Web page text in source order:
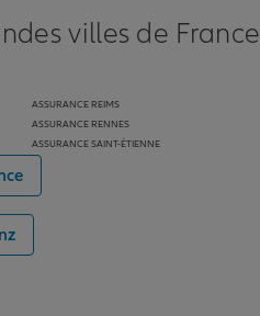
villes de France
ASSURANCE REIMS
ASSURANCE RENNES
ASSURANCE SAINT-ÉTIENNE